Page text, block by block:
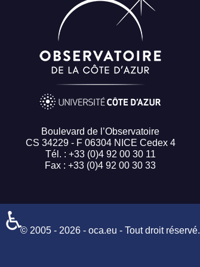
Boulevard de l’Observatoire
CS 34229 - F 06304 NICE Cedex 4
Tél. : +33 (0)4 92 00 30 11
Fax : +33 (0)4 92 00 30 33
© 2005 - 2026 - oca.eu - Tout droit réservé.